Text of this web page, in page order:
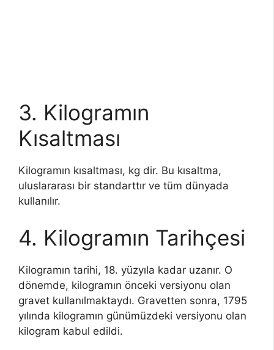
3. Kilogramın
Kısaltması
Kilogramın kısaltması, kg dir. Bu kısaltma,
uluslararası bir standarttır ve tüm dünyada
kullanılır.
4. Kilogramın Tarihçesi
Kilogramın tarihi, 18. yüzyıla kadar uzanır. O
dönemde, kilogramın önceki versiyonu olan
gravet kullanılmaktaydı. Gravetten sonra, 1795
yılında kilogramın günümüzdeki versiyonu olan
kilogram kabul edildi.